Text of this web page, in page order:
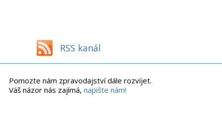
RSS kanál
Pomozte nám zpravodajství dále rozvíjet.
Váš názor nás zajímá, napište nám!